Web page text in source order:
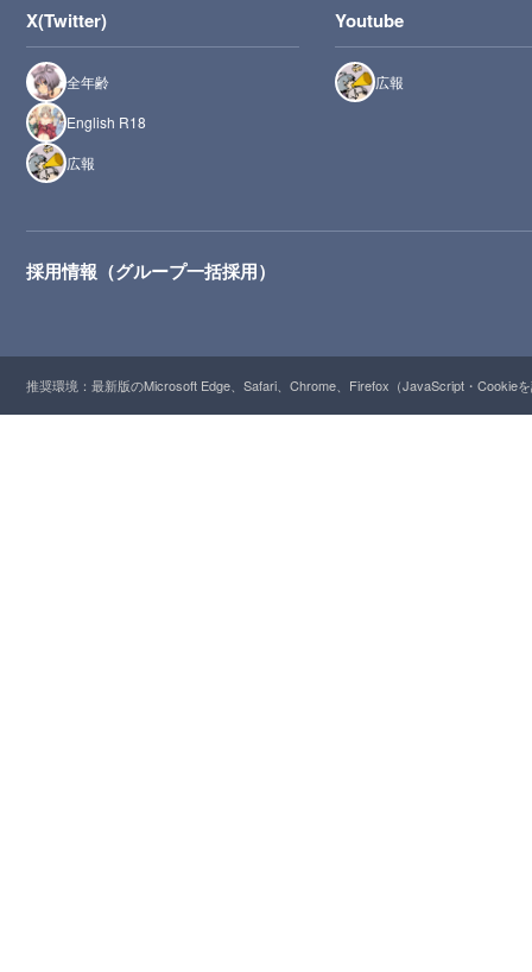
X(Twitter)
全年齢
English R18
広報
Youtube
広報
採用情報（グループ一括採用）
推奨環境：最新版のMicrosoft Edge、Safari、Chrome、Firefox（JavaScript・Cookie